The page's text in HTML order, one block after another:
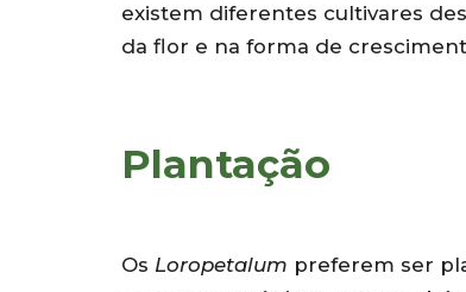
existem diferentes cultivares
da flor e na forma de
Plantação
Os Loropetalum preferem ser